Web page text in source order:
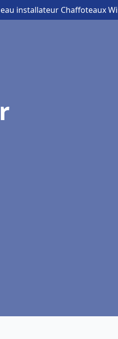
installateur Chaffoteaux